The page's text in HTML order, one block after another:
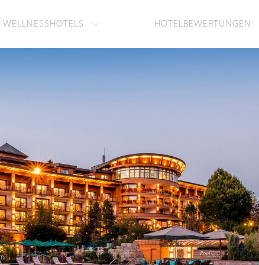
WELLNESSHOTELS HOTELBEWERTUNGEN